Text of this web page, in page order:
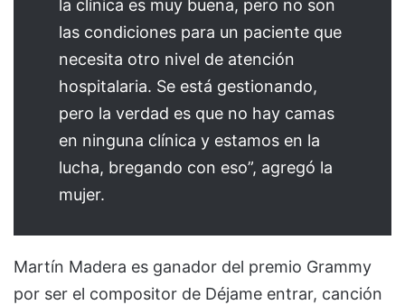
la clínica es muy buena, pero no son
las condiciones para un paciente que
necesita otro nivel de atención
hospitalaria. Se está gestionando,
pero la verdad es que no hay camas
en ninguna clínica y estamos en la
lucha, bregando con eso”, agregó la
mujer.
Martín Madera es ganador del premio Grammy
por ser el compositor de Déjame entrar, canción